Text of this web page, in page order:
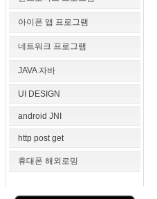
아이폰 앱 프로그램
네트워크 프로그램
JAVA 자바
UI DESIGN
android JNI
http post get
휴대폰 해외로밍